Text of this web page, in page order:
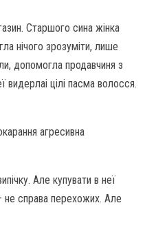
Старшого сина жінка
нічого зрозуміти, лише
допомогла продавчиня з
цілі пасма волосся.
агресивна
Але купувати в неї
не справа перехожих. Але